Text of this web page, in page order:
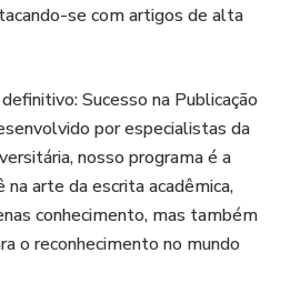
se com artigos de alta
Sucesso na Publicação
por especialistas da
nosso programa é a
na arte da escrita acadêmica,
conhecimento, mas também
o reconhecimento no mundo